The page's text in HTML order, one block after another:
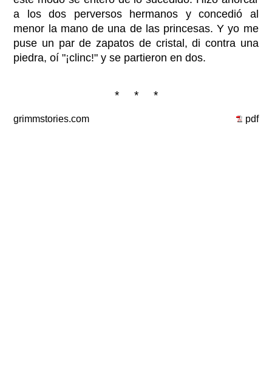
a los dos perversos hermanos y concedió al
menor la mano de una de las princesas. Y yo me
puse un par de zapatos de cristal, di contra una
piedra, oí "¡clinc!" y se partieron en dos.
* * *
grimmstories.com pdf